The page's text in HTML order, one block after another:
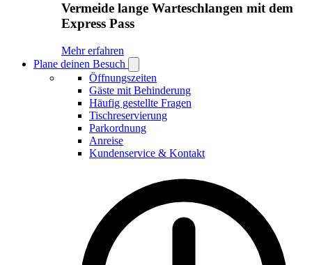
Vermeide lange Warteschlangen mit dem
Express Pass
Mehr erfahren
Plane deinen Besuch
Plane
deinen
Besuch
submenu
Öffnungszeiten
Gäste mit Behinderung
Häufig gestellte Fragen
Tischreservierung
Parkordnung
Anreise
Kundenservice & Kontakt